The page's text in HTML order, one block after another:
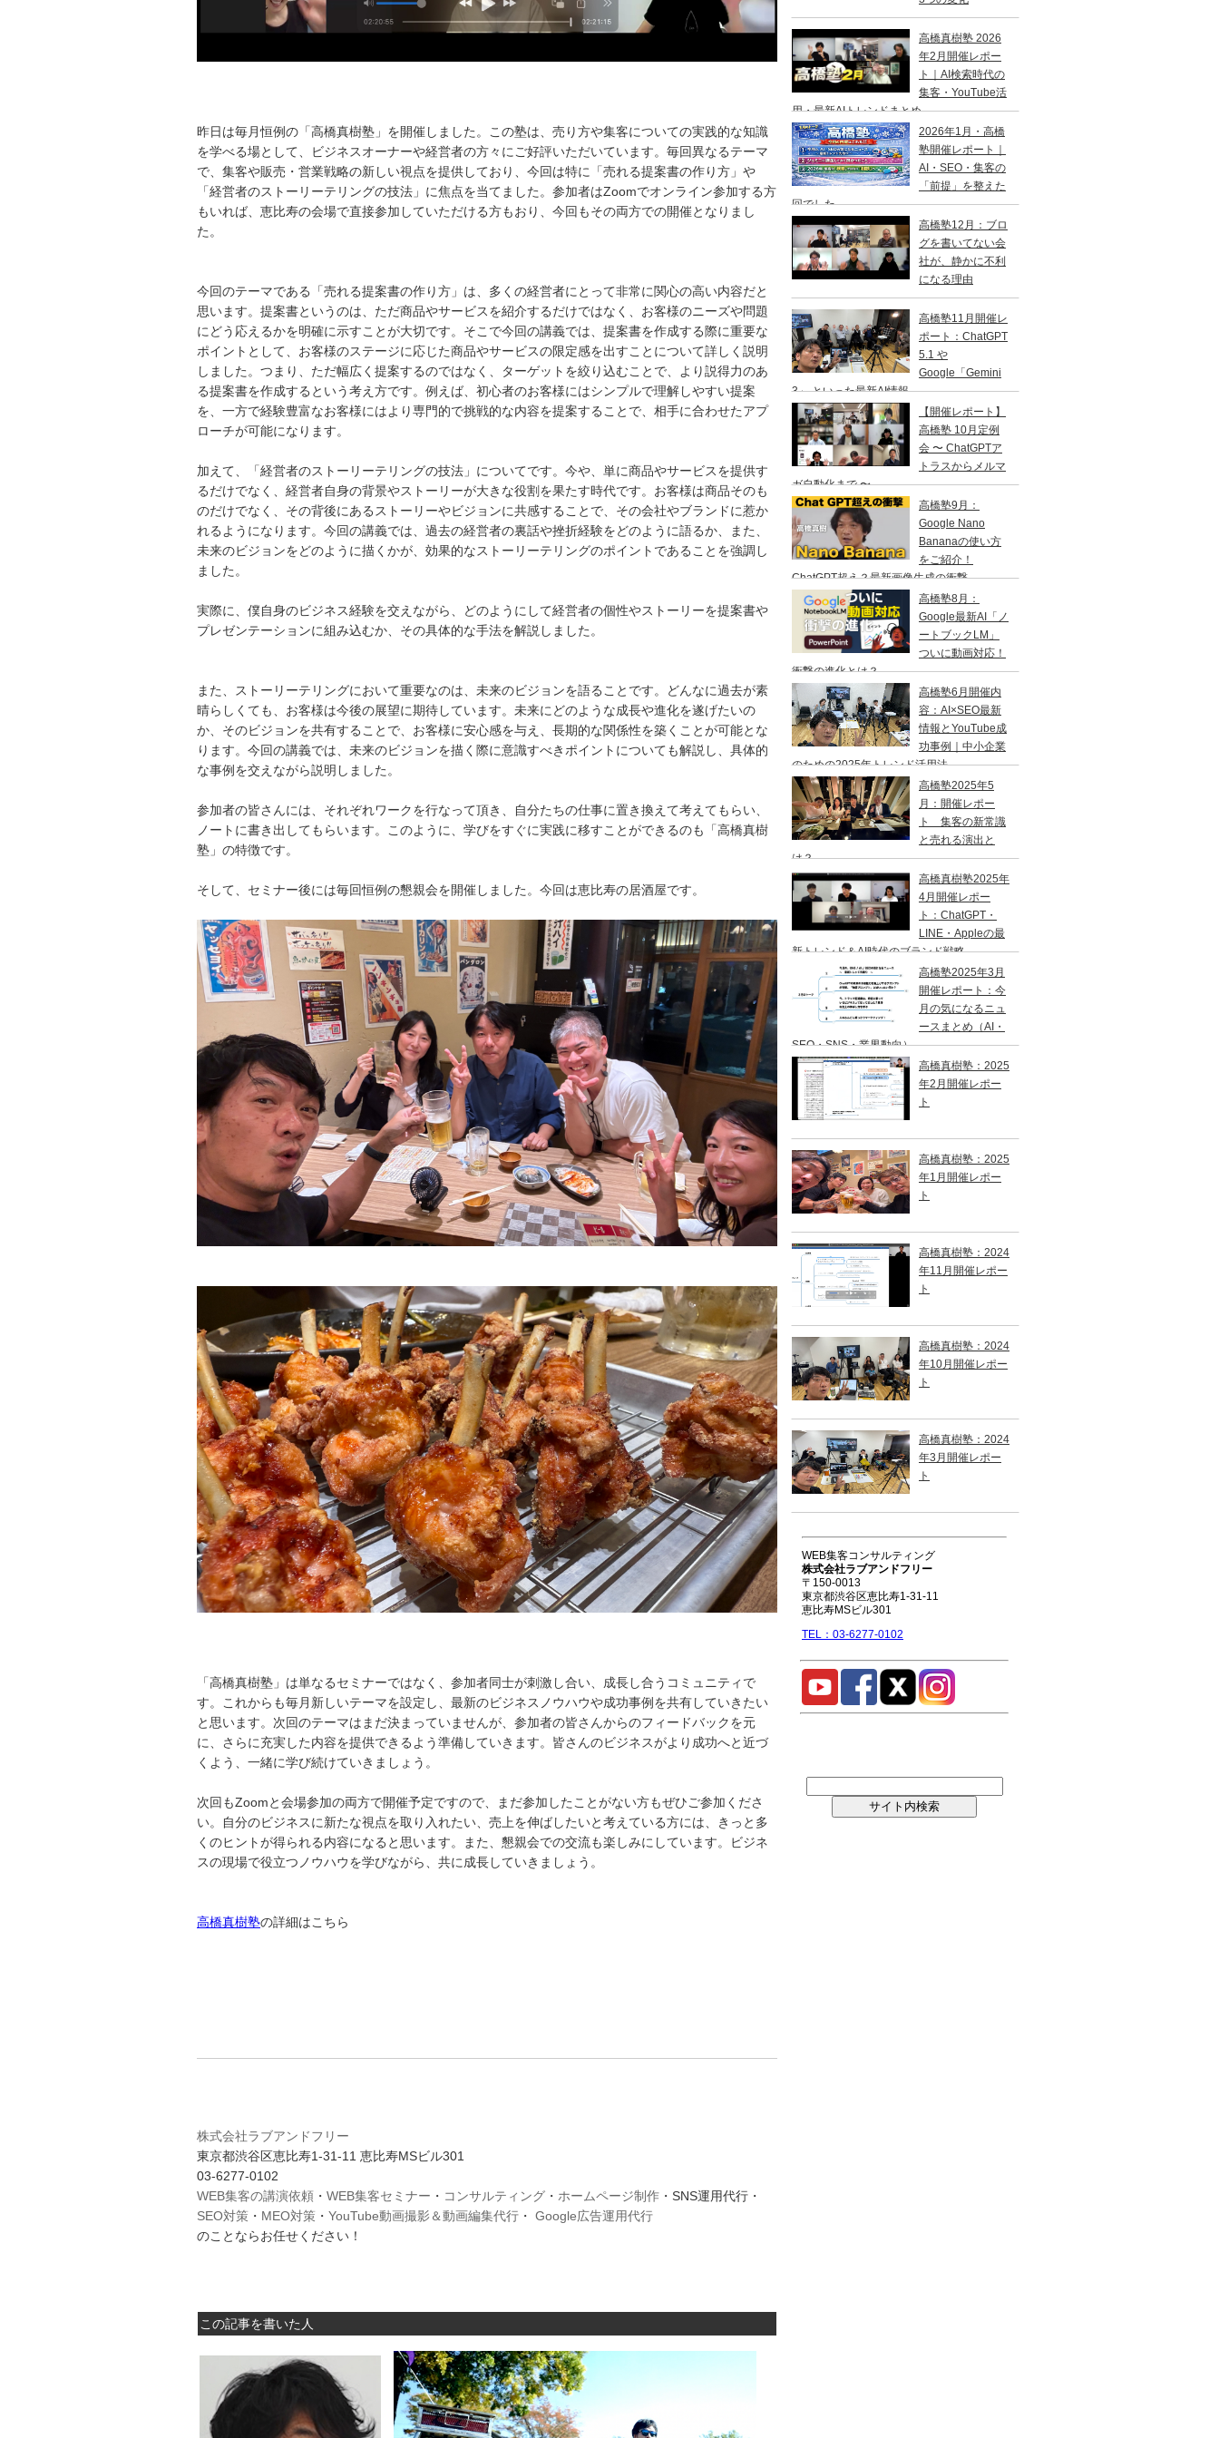
昨日は毎月恒例の「高橋真樹塾」を開催しました。この塾は、売り方や集客についての実践的な知識
を学べる場として、ビジネスオーナーや経営者の方々にご好評いただいています。毎回異なるテーマ
で、集客や販売・営業戦略の新しい視点を提供しており、今回は特に「売れる提案書の作り方」や
「経営者のストーリーテリングの技法」に焦点を当てました。参加者はZoomでオンライン参加する方
もいれば、恵比寿の会場で直接参加していただける方もおり、今回もその両方での開催となりまし
た。
今回のテーマである「売れる提案書の作り方」は、多くの経営者にとって非常に関心の高い内容だと
思います。提案書というのは、ただ商品やサービスを紹介するだけではなく、お客様のニーズや問題
にどう応えるかを明確に示すことが大切です。そこで今回の講義では、提案書を作成する際に重要な
ポイントとして、お客様のステージに応じた商品やサービスの限定感を出すことについて詳しく説明
しました。つまり、ただ幅広く提案するのではなく、ターゲットを絞り込むことで、より説得力のあ
る提案書を作成するという考え方です。例えば、初心者のお客様にはシンプルで理解しやすい提案
を、一方で経験豊富なお客様にはより専門的で挑戦的な内容を提案することで、相手に合わせたアプ
ローチが可能になります。
加えて、「経営者のストーリーテリングの技法」についてです。今や、単に商品やサービスを提供す
るだけでなく、経営者自身の背景やストーリーが大きな役割を果たす時代です。お客様は商品そのも
のだけでなく、その背後にあるストーリーやビジョンに共感することで、その会社やブランドに惹か
れるようになります。今回の講義では、過去の経営者の裏話や挫折経験をどのように語るか、また、
未来のビジョンをどのように描くかが、効果的なストーリーテリングのポイントであることを強調し
ました。
実際に、僕自身のビジネス経験を交えながら、どのようにして経営者の個性やストーリーを提案書や
プレゼンテーションに組み込むか、その具体的な手法を解説しました。
また、ストーリーテリングにおいて重要なのは、未来のビジョンを語ることです。どんなに過去が素
晴らしくても、お客様は今後の展望に期待しています。未来にどのような成長や進化を遂げたいの
か、そのビジョンを共有することで、お客様に安心感を与え、長期的な関係性を築くことが可能とな
ります。今回の講義では、未来のビジョンを描く際に意識すべきポイントについても解説し、具体的
な事例を交えながら説明しました。
参加者の皆さんには、それぞれワークを行なって頂き、自分たちの仕事に置き換えて考えてもらい、
ノートに書き出してもらいます。このように、学びをすぐに実践に移すことができるのも「高橋真樹
塾」の特徴です。
そして、セミナー後には毎回恒例の懇親会を開催しました。今回は恵比寿の居酒屋です。
「高橋真樹塾」は単なるセミナーではなく、参加者同士が刺激し合い、成長し合うコミュニティで
す。これからも毎月新しいテーマを設定し、最新のビジネスノウハウや成功事例を共有していきたい
と思います。次回のテーマはまだ決まっていませんが、参加者の皆さんからのフィードバックを元
に、さらに充実した内容を提供できるよう準備していきます。皆さんのビジネスがより成功へと近づ
くよう、一緒に学び続けていきましょう。
次回もZoomと会場参加の両方で開催予定ですので、まだ参加したことがない方もぜひご参加くださ
い。自分のビジネスに新たな視点を取り入れたい、売上を伸ばしたいと考えている方には、きっと多
くのヒントが得られる内容になると思います。また、懇親会での交流も楽しみにしています。ビジネ
スの現場で役立つノウハウを学びながら、共に成長していきましょう。
高橋真樹塾の詳細はこちら
株式会社ラブアンドフリー
東京都渋谷区恵比寿1-31-11 恵比寿MSビル301
03-6277-0102
WEB集客の講演依頼 ・ WEB集客セミナー ・ コンサルティング ・ ホームページ制作 ・SNS運用代行・
SEO対策 ・ MEO対策 ・ YouTube動画撮影＆動画編集代行 ・ Google広告運用代行
のことならお任せください！
この記事を書いた人
高橋真樹塾 2026
年2月開催レポー
ト｜AI検索時代の
集客・YouTube活
用・最新AIトレンドまとめ
2026年1月・高橋
塾開催レポート｜
AI・SEO・集客の
「前提」を整えた
回でした
高橋塾12月：ブロ
グを書いてない会
社が、静かに不利
になる理由
高橋塾11月開催レ
ポート：ChatGPT
5.1 や
Google「Gemini
3」 といった最新AI情報
【開催レポート】
高橋塾 10月定例
会 〜 ChatGPTア
トラスからメルマ
ガ自動化まで 〜
高橋塾9月：
Google Nano
Bananaの使い方
をご紹介！
ChatGPT超え？最新画像生成の衝撃
高橋塾8月：
Google最新AI「ノ
ートブックLM」
ついに動画対応！
衝撃の進化とは？
高橋塾6月開催内
容：AI×SEO最新
情報とYouTube成
功事例｜中小企業
のための2025年トレンド活用法
高橋塾2025年5
月：開催レポー
ト 集客の新常識
と売れる演出と
は？
高橋真樹塾2025年
4月開催レポー
ト：ChatGPT・
LINE・Appleの最
新トレンド＆AI時代のブランド戦略
高橋塾2025年3月
開催レポート：今
月の気になるニュ
ースまとめ（AI・
SEO・SNS・業界動向）
高橋真樹塾：2025
年2月開催レポー
ト
高橋真樹塾：2025
年1月開催レポー
ト
高橋真樹塾：2024
年11月開催レポー
ト
高橋真樹塾：2024
年10月開催レポー
ト
高橋真樹塾：2024
年3月開催レポー
ト
WEB集客コンサルティング
株式会社ラブアンドフリー
〒150-0013
東京都渋谷区恵比寿1-31-11
恵比寿MSビル301
TEL：03-6277-0102